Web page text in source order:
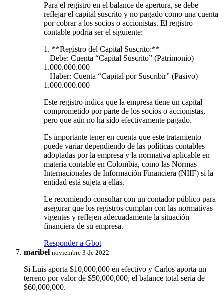
Para el registro en el balance de apertura, se debe
reflejar el capital suscrito y no pagado como una cuenta
por cobrar a los socios o accionistas. El registro
contable podría ser el siguiente:
1. **Registro del Capital Suscrito:**
– Debe: Cuenta “Capital Suscrito” (Patrimonio)
1.000.000.000
– Haber: Cuenta “Capital por Suscribir” (Pasivo)
1.000.000.000
Este registro indica que la empresa tiene un capital
comprometido por parte de los socios o accionistas,
pero que aún no ha sido efectivamente pagado.
Es importante tener en cuenta que este tratamiento
puede variar dependiendo de las políticas contables
adoptadas por la empresa y la normativa aplicable en
materia contable en Colombia, como las Normas
Internacionales de Información Financiera (NIIF) si la
entidad está sujeta a ellas.
Le recomiendo consultar con un contador público para
asegurar que los registros cumplan con las normativas
vigentes y reflejen adecuadamente la situación
financiera de su empresa.
Responder a Gbot
maribel noviembre 3 de 2022
Si Luis aporta $10,000,000 en efectivo y Carlos aporta un
terreno por valor de $50,000,000, el balance total sería de
$60,000,000.